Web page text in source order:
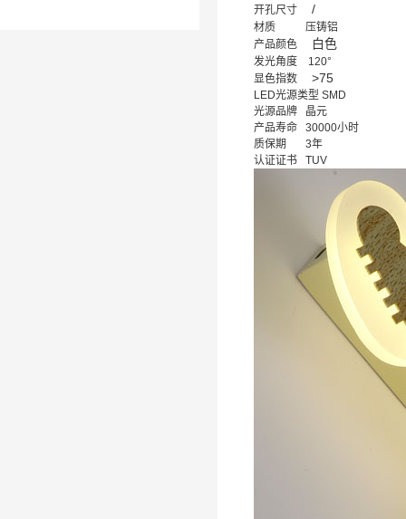
开孔尺寸 /
材质 压铸铝
产品颜色 白色
发光角度
120°
显色指数 >75
LED光源类型 SMD
光源品牌 晶元
产品寿命 30000小时
质保期 3年
认证证书 TUV